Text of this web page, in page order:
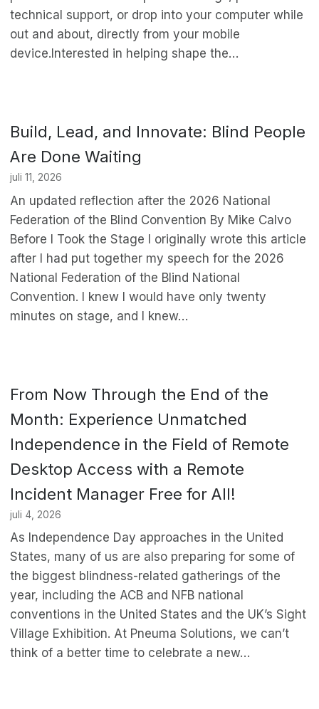
technical support, or drop into your computer while
out and about, directly from your mobile
device.Interested in helping shape the…
Build, Lead, and Innovate: Blind People
Are Done Waiting
juli 11, 2026
An updated reflection after the 2026 National
Federation of the Blind Convention By Mike Calvo
Before I Took the Stage I originally wrote this article
after I had put together my speech for the 2026
National Federation of the Blind National
Convention. I knew I would have only twenty
minutes on stage, and I knew…
From Now Through the End of the
Month: Experience Unmatched
Independence in the Field of Remote
Desktop Access with a Remote
Incident Manager Free for All!
juli 4, 2026
As Independence Day approaches in the United
States, many of us are also preparing for some of
the biggest blindness-related gatherings of the
year, including the ACB and NFB national
conventions in the United States and the UK’s Sight
Village Exhibition. At Pneuma Solutions, we can’t
think of a better time to celebrate a new…